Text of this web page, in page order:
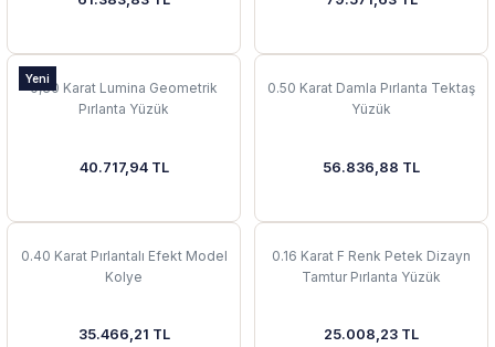
Yeni
0,30 Karat Lumina Geometrik
Pırlanta Yüzük
40.717,94 TL
0.50 Karat Damla Pırlanta Tektaş
Yüzük
56.836,88 TL
0.40 Karat Pırlantalı Efekt Model
Kolye
35.466,21 TL
0.16 Karat F Renk Petek Dizayn
Tamtur Pırlanta Yüzük
25.008,23 TL